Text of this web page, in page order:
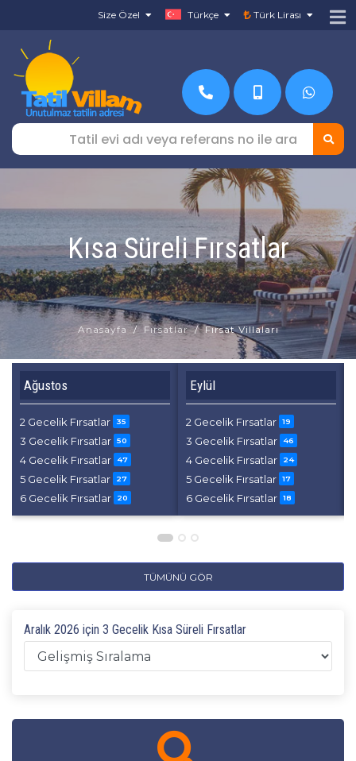
Size Özel Türkçe Türk Lirası
Kısa Süreli Fırsatlar
Anasayfa Fırsatlar Fırsat Villaları
Ağustos
2 Gecelik Fırsatlar 35
3 Gecelik Fırsatlar 50
4 Gecelik Fırsatlar 47
5 Gecelik Fırsatlar 27
6 Gecelik Fırsatlar 20
Eylül
2 Gecelik Fırsatlar 19
3 Gecelik Fırsatlar 46
4 Gecelik Fırsatlar 24
5 Gecelik Fırsatlar 17
6 Gecelik Fırsatlar 18
TÜMÜNÜ GÖR
Aralık 2026 için 3 Gecelik Kısa Süreli Fırsatlar